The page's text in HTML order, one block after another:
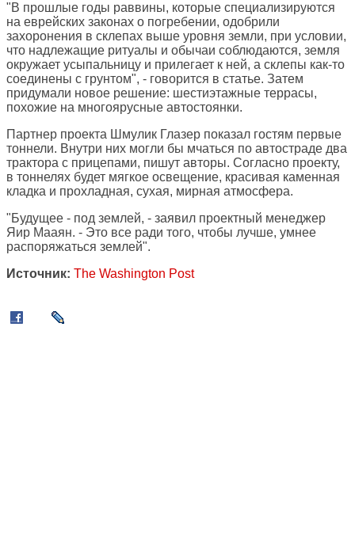
"В прошлые годы раввины, которые специализируются
на еврейских законах о погребении, одобрили
захоронения в склепах выше уровня земли, при условии,
что надлежащие ритуалы и обычаи соблюдаются, земля
окружает усыпальницу и прилегает к ней, а склепы как-то
соединены с грунтом", - говорится в статье. Затем
придумали новое решение: шестиэтажные террасы,
похожие на многоярусные автостоянки.
Партнер проекта Шмулик Глазер показал гостям первые
тоннели. Внутри них могли бы мчаться по автостраде два
трактора с прицепами, пишут авторы. Согласно проекту,
в тоннелях будет мягкое освещение, красивая каменная
кладка и прохладная, сухая, мирная атмосфера.
"Будущее - под землей, - заявил проектный менеджер
Яир Мааян. - Это все ради того, чтобы лучше, умнее
распоряжаться землей".
Источник: The Washington Post